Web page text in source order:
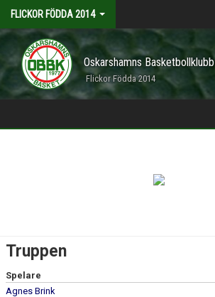
FLICKOR FÖDDA 2014
Oskarshamns Basketbollklubb
Flickor Födda 2014
Truppen
Spelare
Agnes Brink